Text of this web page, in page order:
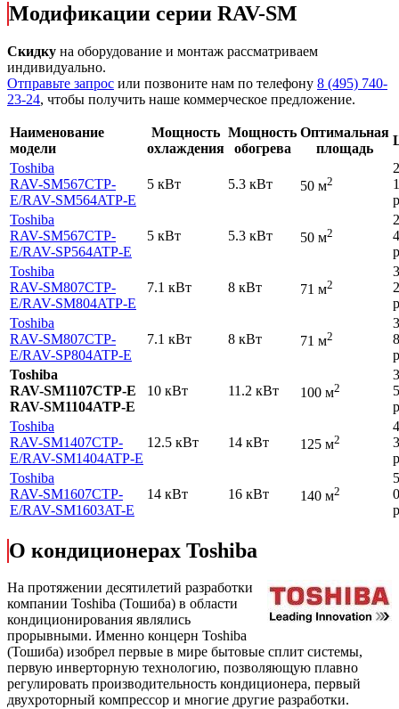
Модификации серии RAV-SM
Скидку на оборудование и монтаж рассматриваем
индивидуально.
Отправьте запрос или позвоните нам по телефону 8 (495) 740-
23-24, чтобы получить наше коммерческое предложение.
Наименование
модели
Мощность
охлаждения
Мощность
обогрева
Оптимальная
площадь
Toshiba
RAV-SM567CTP-
E/RAV-SM564ATP-E
5 кВт 5.3 кВт 50 м2
Toshiba
RAV-SM567CTP-
E/RAV-SP564ATP-E
5 кВт 5.3 кВт 50 м2
Toshiba
RAV-SM807CTP-
E/RAV-SM804ATP-E
7.1 кВт 8 кВт 71 м2
Toshiba
RAV-SM807CTP-
E/RAV-SP804ATP-E
7.1 кВт 8 кВт 71 м2
Toshiba
RAV-SM1107CTP-E
RAV-SM1104ATP-E
10 кВт 11.2 кВт 100 м2
Toshiba
RAV-SM1407CTP-
E/RAV-SM1404ATP-E
12.5 кВт 14 кВт 125 м2
Toshiba
RAV-SM1607CTP-
E/RAV-SM1603AT-E
14 кВт 16 кВт 140 м2
О кондиционерах Toshiba
На протяжении десятилетий разработки
компании Toshiba (Тошиба) в области
кондиционирования являлись
прорывными. Именно концерн Toshiba
(Тошиба) изобрел первые в мире бытовые сплит системы,
первую инверторную технологию, позволяющую плавно
регулировать производительность кондиционера, первый
двухроторный компрессор и многие другие разработки.